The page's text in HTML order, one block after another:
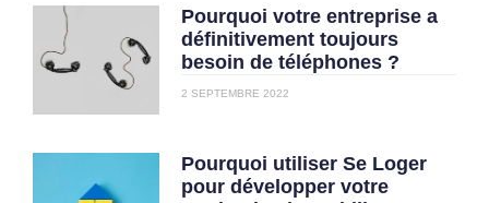
Pourquoi votre entreprise a
définitivement toujours
besoin de téléphones ?
2 SEPTEMBRE 2022
Pourquoi utiliser Se Loger
pour développer votre